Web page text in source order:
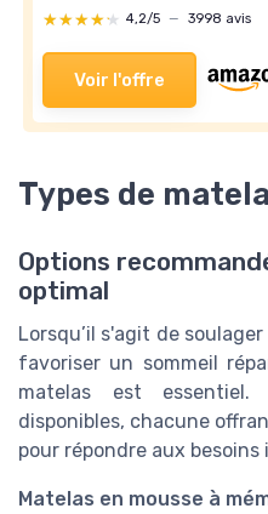
★★★★★
★★★★★ 4,2/5 — 3998 avis
Voir l'offre
Types de
Options
optimal
Lorsqu’il s'agit de
favoriser un sommeil
matelas est essentiel.
disponibles, chacune
pour répondre aux besoins
Matelas en mousse à